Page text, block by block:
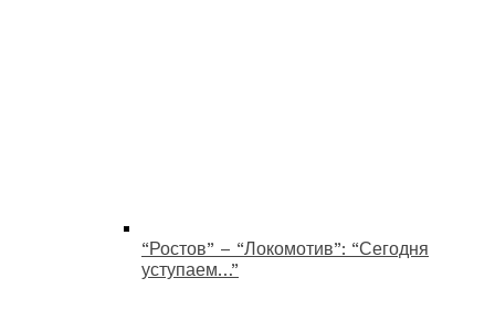
“Ростов” – “Локомотив”: “Сегодня
уступаем…”